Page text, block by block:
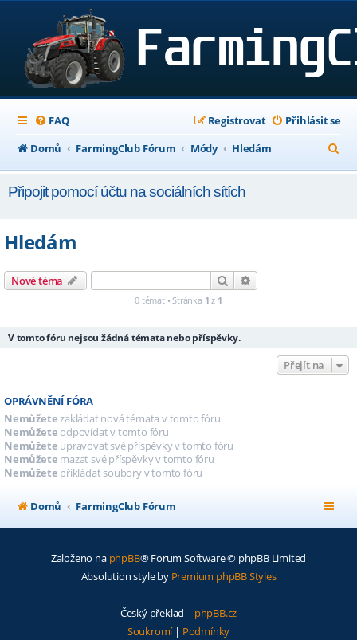
FAQ Přihlásit se
Registrovat
Domů
FarmingClub Fórum Módy Hledám
l
Připojit pomocí účtu na sociálních sítích
Hledám
Nové téma Hledat
0 témat • Stránka 1 z 1
V tomto fóru nejsou žádná témata nebo příspěvky.
Přejít na
OPRÁVNĚNÍ FÓRA
Nemůžetezakládat nová témata v tomto fóru
Nemůžete odpovídat v tomto fóru
Nemůžete upravovat své příspěvky v tomto fóru
Nemůžete mazat své příspěvky v tomto fóru
Nemůžete přikládat soubory v tomto fóru
Domů FarmingClub Fórum
Založeno na phpBB® Forum Software © phpBB Limited
Absolution style by Premium phpBB Styles
Český překlad – phpBB.cz
Soukromí| Podmínky